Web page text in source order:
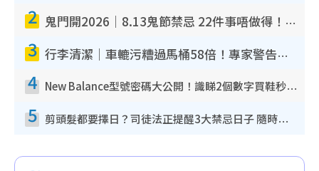
2 鬼門開2026｜8.13鬼節禁忌 22件事唔做得！燒肉、刺身要少食？半夜勿吹口哨/打呢個電話
3 行李清潔｜車轆污糟過馬桶58倍！專家警告忌用酒精抹 教1招免污手除菌
4 New Balance型號密碼大公開！識睇2個數字買鞋秒知功能免中伏 附5大熱門鞋款
5 剪頭髮都要擇日？司徒法正提醒3大禁忌日子 隨時剪走財運！呢日剪髮恐「剪壽命」？